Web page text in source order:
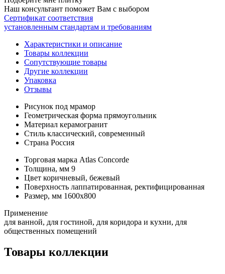
Наш консультант поможет Вам с выбором
Сертификат соответствия
установленным стандартам и требованиям
Характеристики и описание
Товары коллекции
Сопутствующие товары
Другие коллекции
Упаковка
Отзывы
Рисунок под мрамор
Геометрическая форма прямоугольник
Материал керамогранит
Стиль классический, современный
Страна Россия
Торговая марка Atlas Concorde
Толщина, мм 9
Цвет коричневый, бежевый
Поверхность лаппатированная, ректифицированная
Размер, мм 1600x800
Применение
для ванной, для гостиной, для коридора и кухни, для
общественных помещений
Товары коллекции